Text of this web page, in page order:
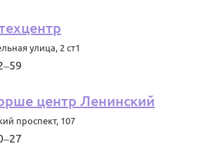
улица, 2 ст1
центр Ленинский
проспект, 107